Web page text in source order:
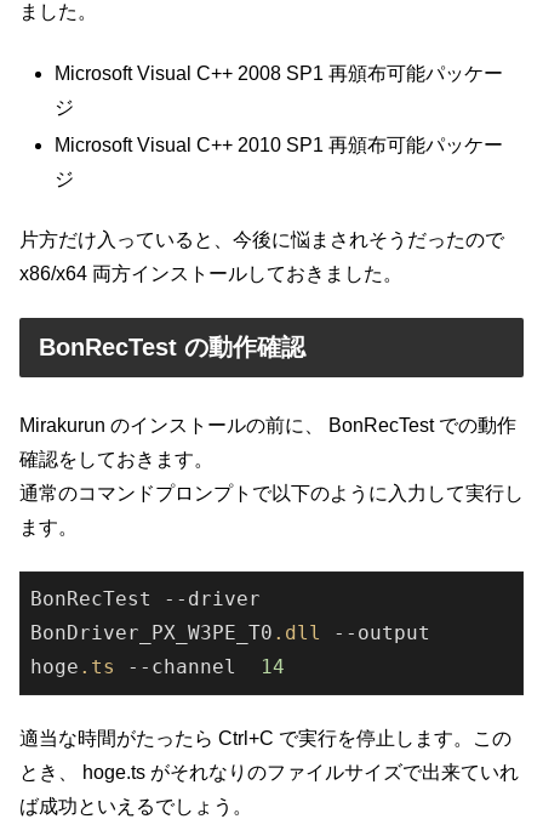
ました。
Microsoft Visual C++ 2008 SP1 再頒布可能パッケー
ジ
Microsoft Visual C++ 2010 SP1 再頒布可能パッケー
ジ
片方だけ入っていると、今後に悩まされそうだったので
x86/x64 両方インストールしておきました。
BonRecTest の動作確認
Mirakurun のインストールの前に、 BonRecTest での動作
確認をしておきます。
通常のコマンドプロンプトで以下のように入力して実行し
ます。
BonRecTest --driver
BonDriver_PX_W3PE_T0 .dll
--output
hoge .ts --channel 14
適当な時間がたったら Ctrl+C で実行を停止します。この
とき、 hoge.ts がそれなりのファイルサイズで出来ていれ
ば成功といえるでしょう。